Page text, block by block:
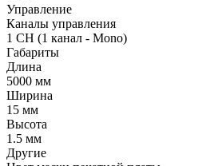
Управление
Каналы управления
1 CH (1 канал - Mono)
Габариты
Длина
5000 мм
Ширина
15 мм
Высота
1.5 мм
Другие